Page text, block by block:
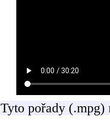
Tyto pořady